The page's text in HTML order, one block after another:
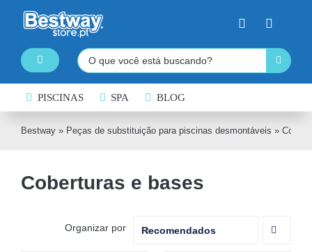
content
Toggle
PISCINAS DESMONTÁVEIS
SPA INSUFLÁVEL
CAIAQUES INSUFLÁVEIS
Pesquisar
PISCINAS SPA BLOG
Bestway» Peças de substituição para piscinas desmontáveis »
Coberturas e bases
Organizar por Recomendados